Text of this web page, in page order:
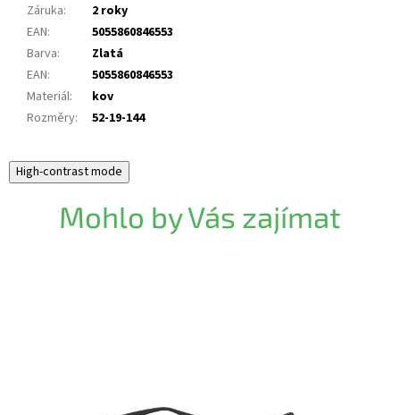
Záruka:
2 roky
EAN:
5055860846553
Barva:
Zlatá
EAN:
5055860846553
Materiál:
kov
Rozměry: 52-19-144
High-contrast mode
Mohlo by Vás zajímat